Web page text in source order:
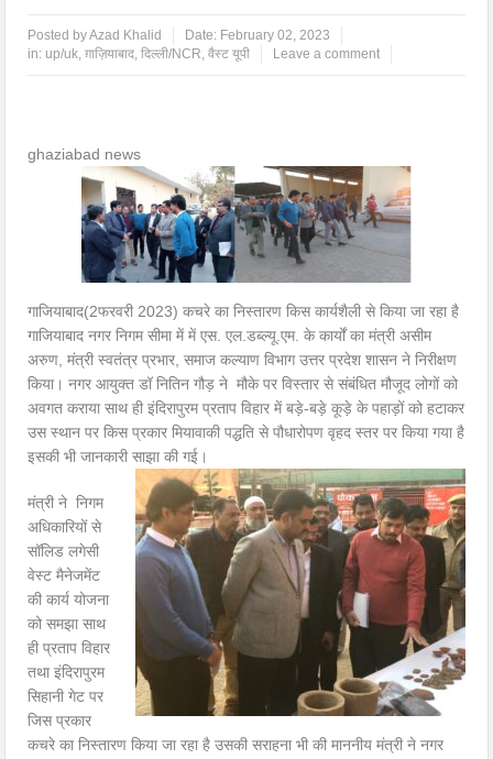
Posted byAzad Khalid Date: February 02, 2023
in: up/uk,ग़ाज़ियाबाद,दिल्ली/NCR,वैस्ट यूपी Leave a comment
ghaziabad news
गाजियाबाद(2फरवरी 2023) कचरे का निस्तारण किस कार्यशैली से किया जा रहा है
गाजियाबाद नगर निगम सीमा में में एस. एल.डब्ल्यू.एम. के कार्यों का मंत्री असीम
अरुण, मंत्री स्वतंत्र प्रभार, समाज कल्याण विभाग उत्तर प्रदेश शासन ने निरीक्षण
किया। नगर आयुक्त डॉ नितिन गौड़ ने मौके पर विस्तार से संबंधित मौजूद लोगों को
अवगत कराया साथ ही इंदिरापुरम प्रताप विहार में बड़े-बड़े कूड़े के पहाड़ों को हटाकर
उस स्थान पर किस प्रकार मियावाकी पद्धति से पौधारोपण वृहद स्तर पर किया गया है
इसकी भी जानकारी साझा की गई।
मंत्री ने निगम
अधिकारियों से
सॉलिड लगेसी
वेस्ट मैनेजमेंट
की कार्य योजना
को समझा साथ
ही प्रताप विहार
तथा इंदिरापुरम
सिहानी गेट पर
जिस प्रकार
कचरे का निस्तारण किया जा रहा है उसकी सराहना भी की माननीय मंत्री ने नगर